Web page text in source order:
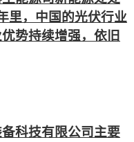
里，中国的光伏行业
势持续增强，依旧
科技有限公司主要